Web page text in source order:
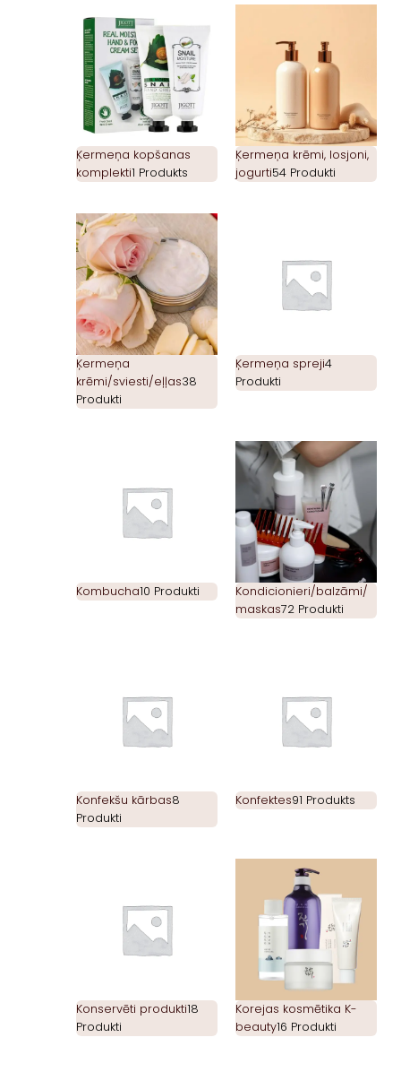
Ķermeņa kopšanas
komplekti1 Produkts
Ķermeņa krēmi, losjoni,
jogurti54 Produkti
Ķermeņa
krēmi/sviesti/eļļas38
Produkti
Ķermeņa spreji4
Produkti
Kombucha10 Produkti
Kondicionieri/balzāmi/
maskas72 Produkti
Konfekšu kārbas8
Produkti
Konfektes91 Produkts
Konservēti produkti18
Produkti
Korejas kosmētika K-
beauty16 Produkti